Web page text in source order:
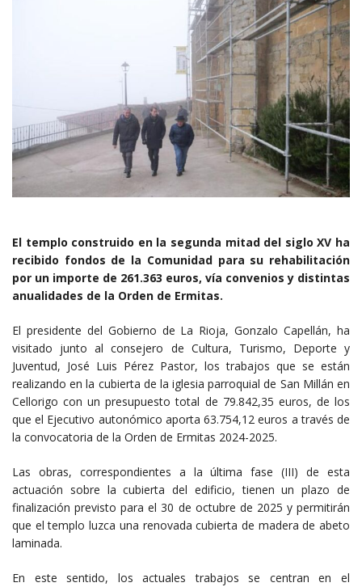
El templo construido en la segunda mitad del siglo XV ha
recibido fondos de la Comunidad para su rehabilitación
por un importe de 261.363 euros, vía convenios y distintas
anualidades de la Orden de Ermitas.
El presidente del Gobierno de La Rioja, Gonzalo Capellán, ha
visitado junto al consejero de Cultura, Turismo, Deporte y
Juventud, José Luis Pérez Pastor, los trabajos que se están
realizando en la cubierta de la iglesia parroquial de San Millán en
Cellorigo con un presupuesto total de 79.842,35 euros, de los
que el Ejecutivo autonómico aporta 63.754,12 euros a través de
la convocatoria de la Orden de Ermitas 2024-2025.
Las obras, correspondientes a la última fase (III) de esta
actuación sobre la cubierta del edificio, tienen un plazo de
finalización previsto para el 30 de octubre de 2025 y permitirán
que el templo luzca una renovada cubierta de madera de abeto
laminada.
En este sentido, los actuales trabajos se centran en el